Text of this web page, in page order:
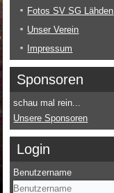
Fotos SV SG Lähden
Unser Verein
Impressum
Sponsoren
schau mal rein...
Unsere Sponsoren
Login
Benutzername